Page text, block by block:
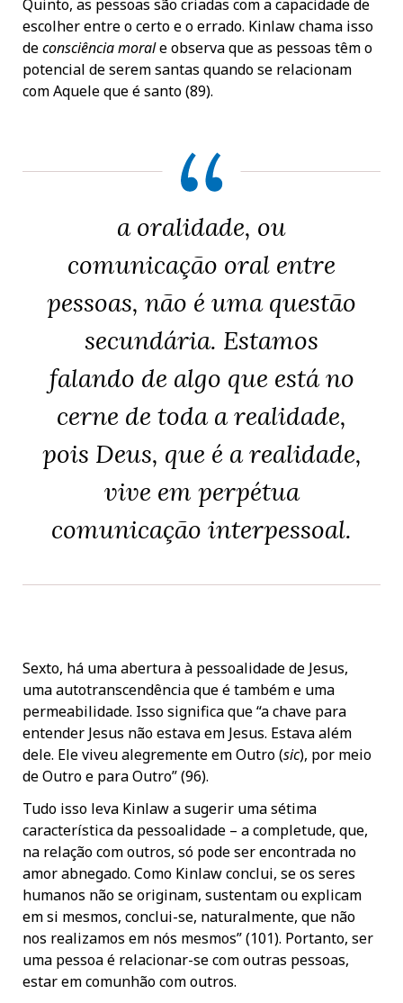
Quinto, as pessoas são criadas com a capacidade de
escolher entre o certo e o errado. Kinlaw chama isso
deconsciência morale observa que as pessoas têm o
potencial de serem santas quando se relacionam
com Aquele que é santo (89).
a oralidade, ou
comunicação oral entre
pessoas, não é uma questão
secundária. Estamos
falando de algo que está no
cerne de toda a realidade,
pois Deus, que é a realidade,
vive em perpétua
comunicação interpessoal.
Sexto, há uma abertura à pessoalidade de Jesus,
uma autotranscendência que é também e uma
permeabilidade. Isso significa que “a chave para
entender Jesus não estava em Jesus. Estava além
dele. Ele viveu alegremente em Outro (sic), por meio
de Outro e para Outro” (96).
Tudo isso leva Kinlaw a sugerir uma sétima
característica da pessoalidade – a completude, que,
na relação com outros, só pode ser encontrada no
amor abnegado. Como Kinlaw conclui, se os seres
humanos não se originam, sustentam ou explicam
em si mesmos, conclui-se, naturalmente, que não
nos realizamos em nós mesmos” (101). Portanto, ser
uma pessoa é relacionar-se com outras pessoas,
estar em comunhão com outros.